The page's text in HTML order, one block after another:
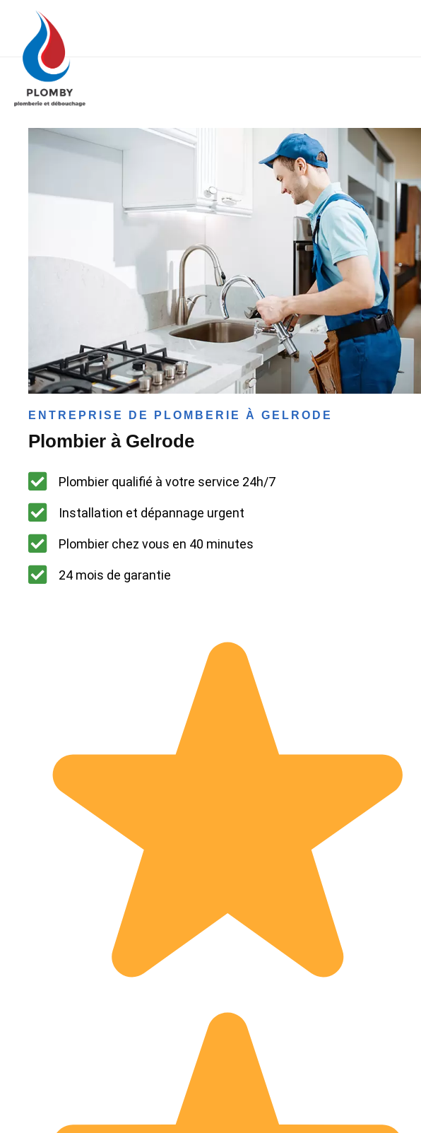
ENTREPRISE DE PLOMBERIE À GELRODE
Plombier à Gelrode
Plombier qualifié à votre service 24h/7
Installation et dépannage urgent
Plombier chez vous en 40 minutes
24 mois de garantie